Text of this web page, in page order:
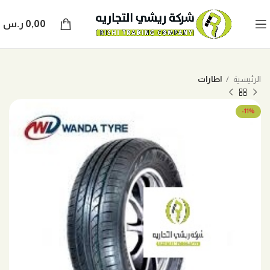
0,00 ر.س
الرئيسية اطارات
-11%